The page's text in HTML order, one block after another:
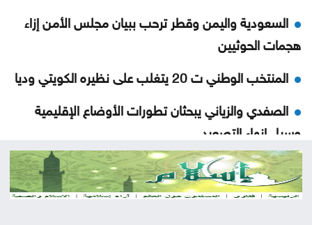
السعودية واليمن وقطر ترحب ببيان مجلس الأمن إزاء
هجمات الحوثيين
المنتخب الوطني ت 20 يتغلب على نظيره الكويتي وديا
الصفدي والزياني يبحثان تطورات الأوضاع الإقليمية
وسبل إنهاء التصعيد
اضطرابات جوية موسمية تضرب مناطق عربية خلال
الأيام المقبلة